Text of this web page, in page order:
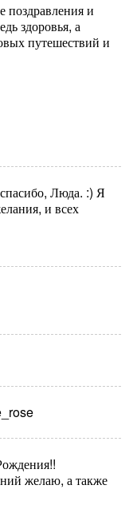
поздравления и
здоровья, а
путешествий и
Люда. :) Я
и всех
желаю, а также